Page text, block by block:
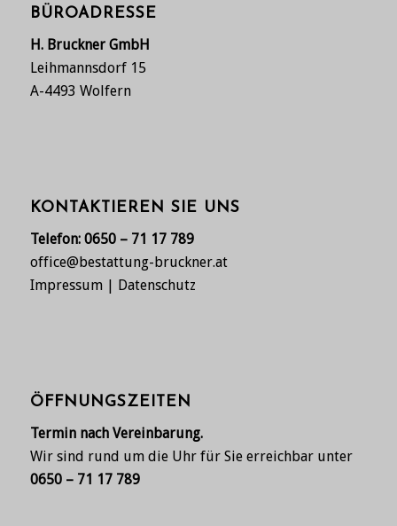
BÜROADRESSE
H. Bruckner GmbH
Leihmannsdorf 15
A-4493 Wolfern
KONTAKTIEREN SIE UNS
Telefon: 0650 – 71 17 789
office@bestattung-bruckner.at
Impressum| Datenschutz
ÖFFNUNGSZEITEN
Termin nach Vereinbarung.
Wir sind rund um die Uhr für Sie erreichbar unter
0650 – 71 17 789